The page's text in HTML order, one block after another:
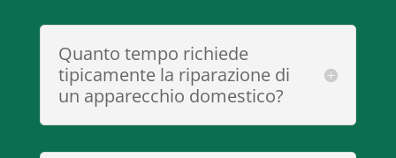
Quanto tempo richiede
tipicamente la riparazione di
un apparecchio domestico?